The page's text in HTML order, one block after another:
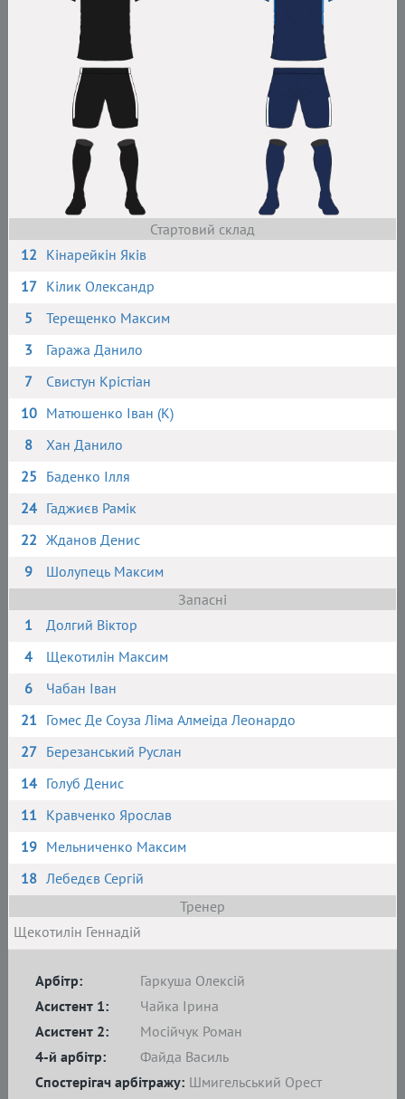
Стартовий склад
12 Кінарейкін Яків
17 Кілик Олександр
5
Терещенко Максим
3
Гаража Данило
7
Свистун Крістіан
10 Матюшенко Іван (К)
8
Хан Данило
25 Баденко Ілля
24 Гаджиєв Рамік
22 Жданов Денис
9
Шолупець Максим
Запасні
1
Долгий Віктор
4
Щекотилін Максим
6
Чабан Іван
21 Гомес Де Соуза Ліма Алмеіда Леонардо
27 Березанський Руслан
14 Голуб Денис
11 Кравченко Ярослав
19 Мельниченко Максим
18 Лебедєв Сергій
Тренер
Щекотилін Геннадій
Арбітр:
Гаркуша Олексій
Асистент 1:
Чайка Ірина
Асистент 2:
Мосійчук Роман
4-й арбітр:
Файда Василь
Спостерігач арбітражу: Шмигельський Орест